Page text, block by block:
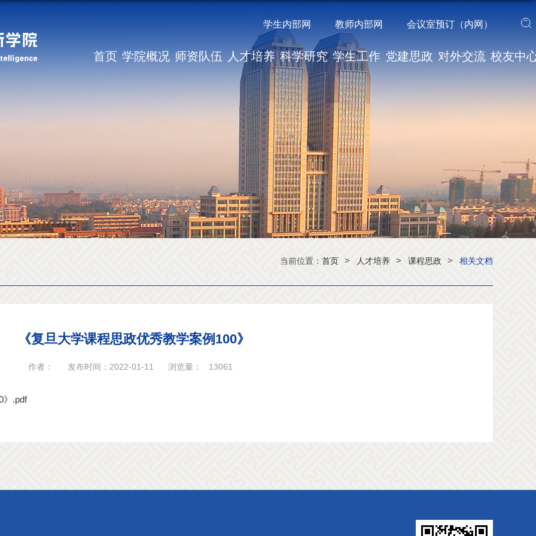
学生内部网 教师内部网 会议室预订（内网）
首页 学院概况 师资队伍 人才培养 科学研究 学生工作 党建思政 对外交流 校友中
当前位置： 首页 > 人才培养 > 课程思政 > 相关文档
《复旦大学课程思政优秀教学案例100》
作者： 发布时间：2022-01-11 浏览量： 13061
》.pdf